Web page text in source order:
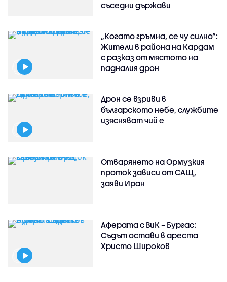
съседни държави
„Когато гръмна, се чу силно“:
Жители в района на Кардам
с разказ от мястото на
падналия дрон
Дрон се взриви в
българското небе, службите
изясняват чий е
Отварянето на Ормузкия
проток зависи от САЩ,
заяви Иран
Аферата с ВиК – Бургас:
Съдът остави в ареста
Христо Широков